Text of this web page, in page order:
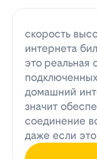
скорость
интернета
это реальная
домашний
значит
соединение
даже если